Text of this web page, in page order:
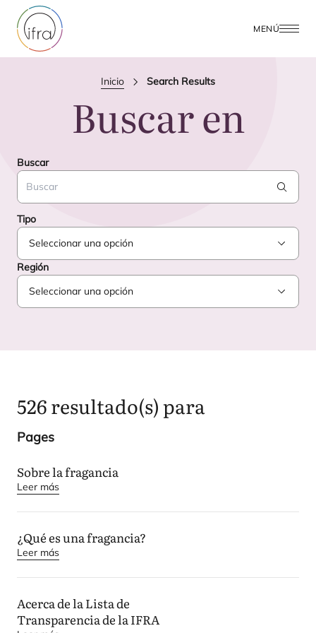
MENÚ
Inicio Search Results
Buscar en
Buscar
Search
Tipo
Región
526resultado(s) para
Pages
Sobre la fragancia
Leer más
¿Qué es una fragancia?
Leer más
Acerca de la Lista de
Transparencia de laIFRA